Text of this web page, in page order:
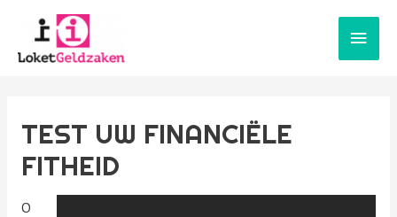
TEST UW FINANCIËLE
FITHEID
O